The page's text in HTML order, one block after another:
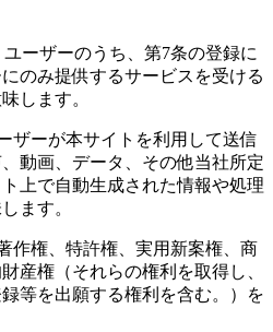
ユーザーのうち、第7条の登録に
のみ提供するサービスを受ける
します。
ザーが本サイトを利用して送信
動画、データ、その他当社所定
上で自動生成された情報や処理
ます。
作権、特許権、実用新案権、商
産権（それらの権利を取得し、
等を出願する権利を含む。）を